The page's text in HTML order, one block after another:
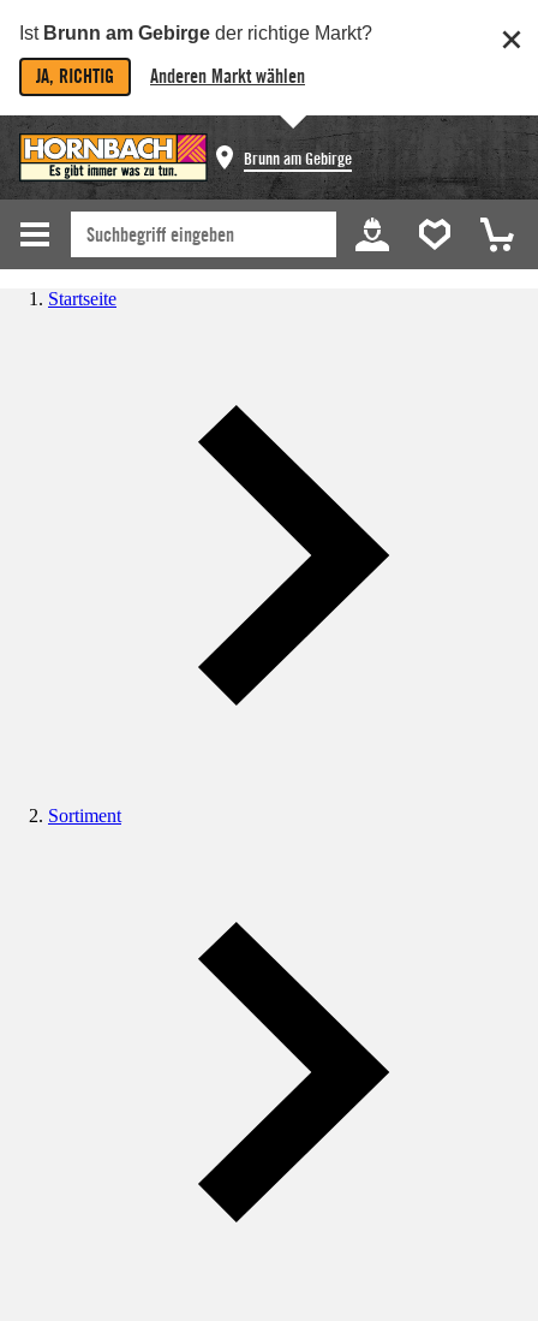
Ist Brunn am Gebirge der richtige Markt?
JA, RICHTIG Anderen Markt wählen
Brunn am Gebirge
Startseite
Sortiment